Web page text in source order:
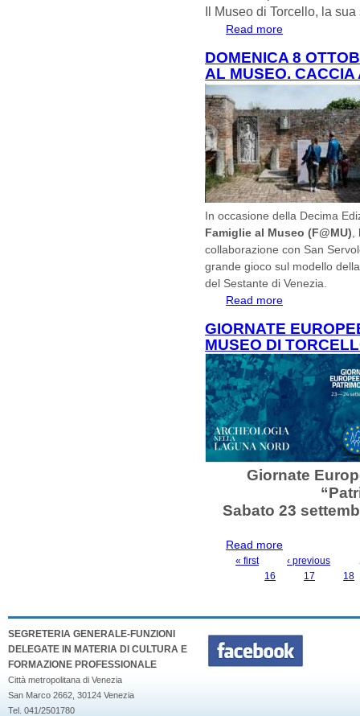
Il Museo di Torcello, la
Read more
DOMENICA 8
AL MUSEO.
In occasione della Decima
Famiglie al Museo (F@MU)
collaborazione con San
grande gioco sul modello
del Sestante di Venezia.
Read more
GIORNATE
MUSEO DI
Giornate
Sabato 23
Read more
TORCELLO. 23-
« first ‹ previous
16
17 18
SEGRETERIA GENERALE-FUNZIONI
DELEGATE IN MATERIA DI CULTURA E
FORMAZIONE PROFESSIONALE
Città metropolitana di Venezia
San Marco 2662, 30124 Venezia
Tel. 041/2501780